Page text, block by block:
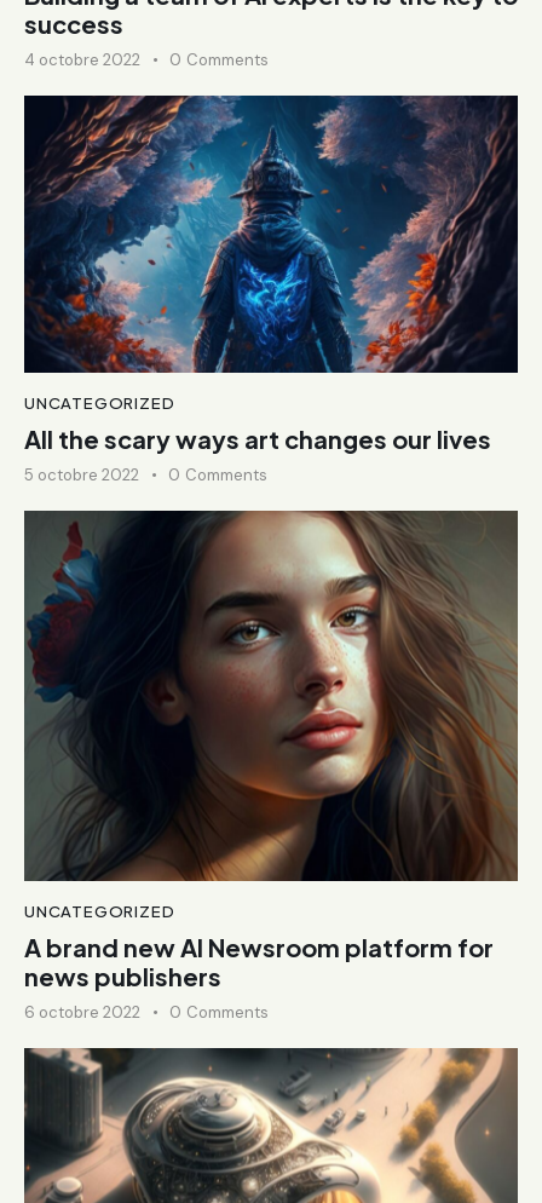
success
4 octobre 2022 0 Comments
UNCATEGORIZED
All the scary ways art changes our lives
5 octobre 2022 0 Comments
UNCATEGORIZED
A brand new AI Newsroom platform for
news publishers
6 octobre 2022 0 Comments